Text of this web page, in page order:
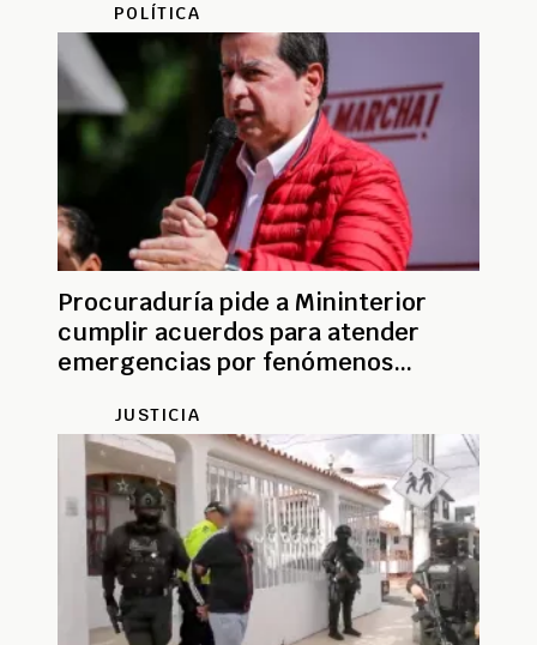
POLÍTICA
Procuraduría pide a Mininterior
cumplir acuerdos para atender
emergencias por fenómenos
JUSTICIA